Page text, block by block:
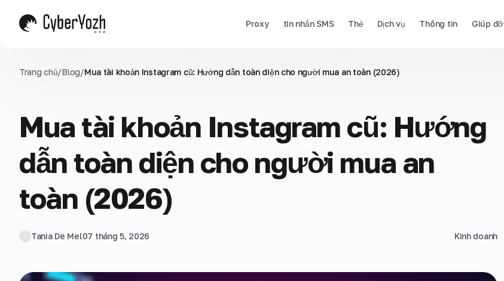
Proxy tin nhắn SMS Thẻ Dịch vụ Thông tin Giúp đỡ
Trang chủ/Blog/Mua tài khoản Instagram cũ: Hướng dẫn toàn diện cho người mua an toàn (2026)
Mua tài khoản Instagram cũ: Hướng
dẫn toàn diện cho người mua an
toàn (2026)
Tania De Mel07 tháng 5, 2026 Kinh doanh